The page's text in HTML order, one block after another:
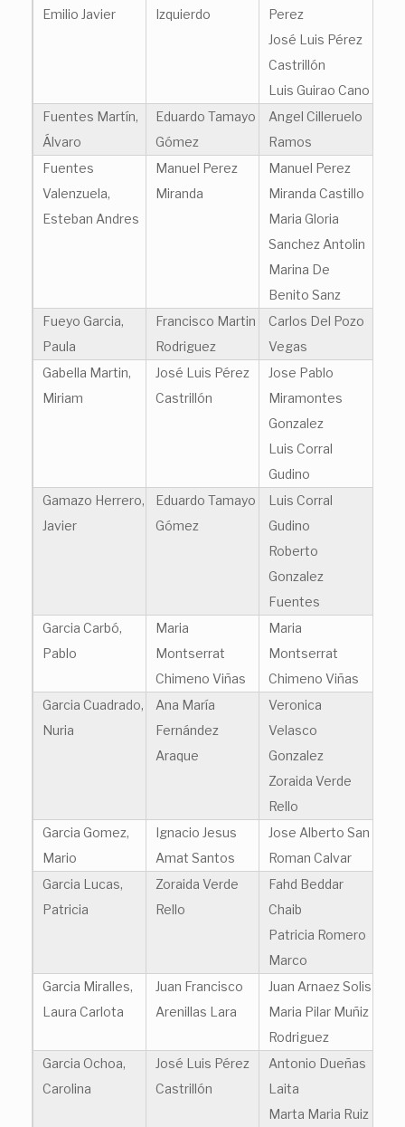
Emilio Javier
Izquierdo
Perez
José Luis Pérez
Castrillón
Luis Guirao Cano
Fuentes Martín,
Álvaro
Eduardo Tamayo
Gómez
Angel Cilleruelo
Ramos
Fuentes
Valenzuela,
Esteban Andres
Manuel Perez
Miranda
Manuel Perez
Miranda Castillo
Maria Gloria
Sanchez Antolin
Marina De
Benito Sanz
Fueyo Garcia,
Paula
Francisco Martin
Rodriguez
Carlos Del Pozo
Vegas
Gabella Martin,
Miriam
José Luis Pérez
Castrillón
Jose Pablo
Miramontes
Gonzalez
Luis Corral
Gudino
Gamazo Herrero,
Javier
Eduardo Tamayo
Gómez
Luis Corral
Gudino
Roberto
Gonzalez
Fuentes
Garcia Carbó,
Pablo
Maria
Montserrat
Chimeno Viñas
Maria
Montserrat
Chimeno Viñas
Garcia Cuadrado,
Nuria
Ana María
Fernández
Araque
Veronica
Velasco
Gonzalez
Zoraida Verde
Rello
Garcia Gomez,
Mario
Ignacio Jesus
Amat Santos
Jose Alberto San
Roman Calvar
Garcia Lucas,
Patricia
Zoraida Verde
Rello
Fahd Beddar
Chaib
Patricia Romero
Marco
Garcia Miralles,
Laura Carlota
Juan Francisco
Arenillas Lara
Juan Arnaez Solis
Maria Pilar Muñiz
Rodriguez
Garcia Ochoa,
Carolina
José Luis Pérez
Castrillón
Antonio Dueñas
Laita
Marta Maria Ruiz